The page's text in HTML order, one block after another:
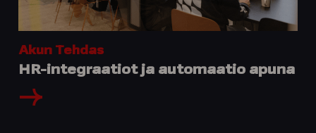
Akun Tehdas
HR-integraatiot ja automaatio apuna